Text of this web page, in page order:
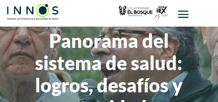
Panorama del
sistema de salud:
logros, desafíos y